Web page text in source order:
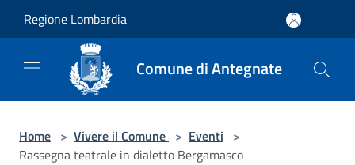
Regione Lombardia
Comune di Antegnate
Home > Vivere il Comune > Eventi >
Rassegna teatrale in dialetto Bergamasco